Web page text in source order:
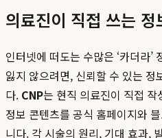
의료진이 직접 쓰는 정
인터넷에 떠도는 수많은 ‘카더라
잃지 않으려면, 신뢰할 수 있는 정
다. CNP는 현직 의료진이 직접
정보 콘텐츠를 공식 홈페이지와
니다. 각 시술의 원리, 기대 효과,